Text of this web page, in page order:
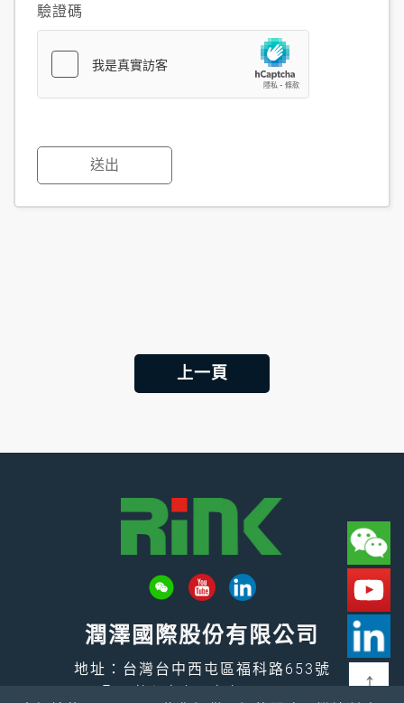
驗證碼
送出
上一頁
潤澤國際股份有限公司
地址：台灣台中西屯區福科路653號
Email：
rink@rink.com.tw ↑